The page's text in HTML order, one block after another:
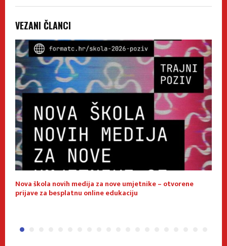
VEZANI ČLANCI
Nova škola novih medija za nove umjetnike – otvorene
prijave za besplatnu online edukaciju